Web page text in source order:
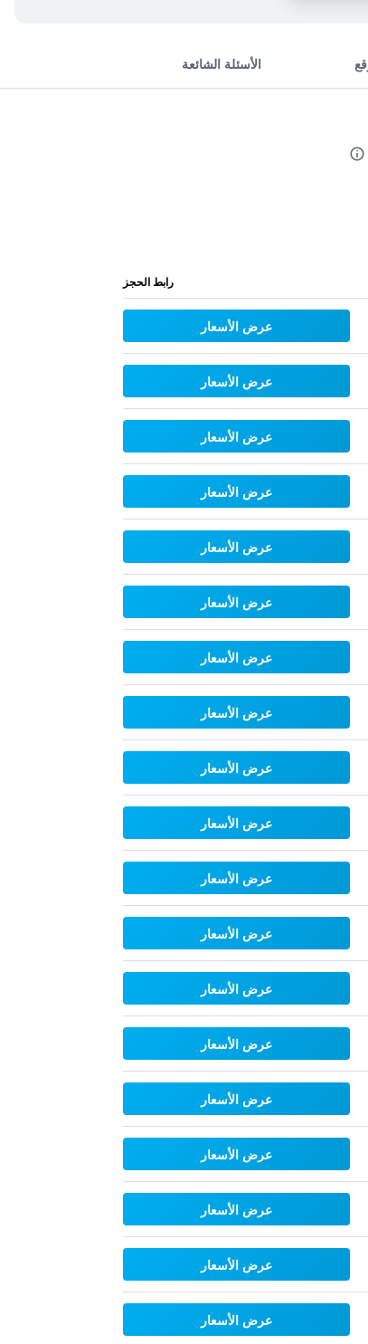
الأسئلة الشائعة
رابط الحجز
عرض الأسعار
عرض الأسعار
عرض الأسعار
عرض الأسعار
عرض الأسعار
عرض الأسعار
عرض الأسعار
عرض الأسعار
عرض الأسعار
عرض الأسعار
عرض الأسعار
عرض الأسعار
عرض الأسعار
عرض الأسعار
عرض الأسعار
عرض الأسعار
عرض الأسعار
عرض الأسعار
عرض الأسعار